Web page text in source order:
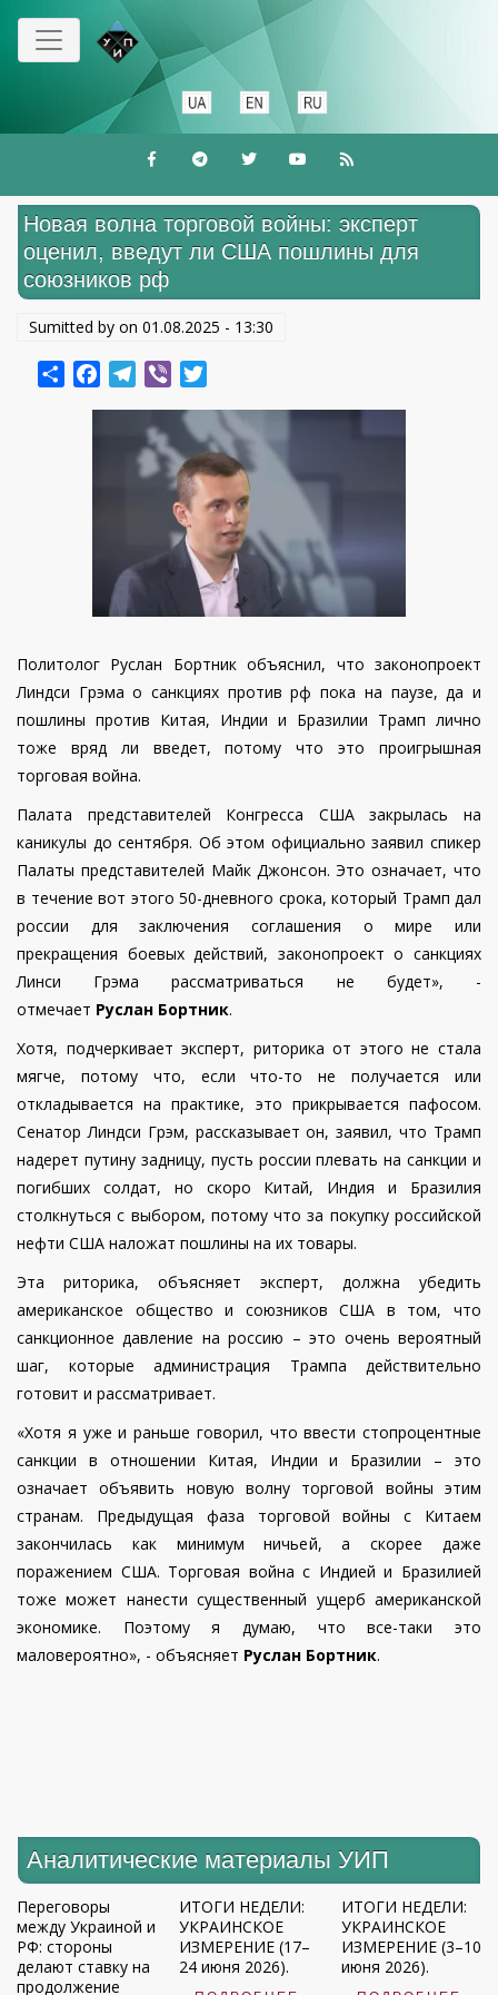
Перейти
основному
Новая волна торговой войны: эксперт
оценил, введут ли США пошлины для
союзников рф
Sumitted by on 01.08.2025 - 13:30
ShareFacebookTelegram
Viber
Политолог Руслан Бортник объяснил, что законопроект
Линдси Грэма о санкциях против рф пока на паузе, да и
пошлины против Китая, Индии и Бразилии Трамп лично
тоже вряд ли введет, потому что это проигрышная
торговая война.
Палата представителей Конгресса США закрылась на
каникулы до сентября. Об этом официально заявил спикер
Палаты представителей Майк Джонсон. Это означает, что
в течение вот этого 50-дневного срока, который Трамп дал
россии для заключения соглашения о мире или
прекращения боевых действий, законопроект о санкциях
Линси Грэма рассматриваться не будет», -
отмечает Руслан Бортник.
Хотя, подчеркивает эксперт, риторика от этого не стала
мягче, потому что, если что-то не получается или
откладывается на практике, это прикрывается пафосом.
Сенатор Линдси Грэм, рассказывает он, заявил, что Трамп
надерет путину задницу, пусть россии плевать на санкции и
погибших солдат, но скоро Китай, Индия и Бразилия
столкнуться с выбором, потому что за покупку российской
нефти США наложат пошлины на их товары.
Эта риторика, объясняет эксперт, должна убедить
американское общество и союзников США в том, что
санкционное давление на россию – это очень вероятный
шаг, которые администрация Трампа действительно
готовит и рассматривает.
«Хотя я уже и раньше говорил, что ввести стопроцентные
санкции в отношении Китая, Индии и Бразилии – это
означает объявить новую волну торговой войны этим
странам. Предыдущая фаза торговой войны с Китаем
закончилась как минимум ничьей, а скорее даже
поражением США. Торговая война с Индией и Бразилией
тоже может нанести существенный ущерб американской
экономике. Поэтому я думаю, что все-таки это
маловероятно», - объясняет Руслан Бортник.
Аналитические материалы УИП
Переговоры
между Украиной и
РФ: стороны
делают ставку на
продолжение
ИТОГИ НЕДЕЛИ:
УКРАИНСКОЕ
ИЗМЕРЕНИЕ (17–
24 июня 2026).
ИТОГИ НЕДЕЛИ:
УКРАИНСКОЕ
ИЗМЕРЕНИЕ (3–10
июня 2026).